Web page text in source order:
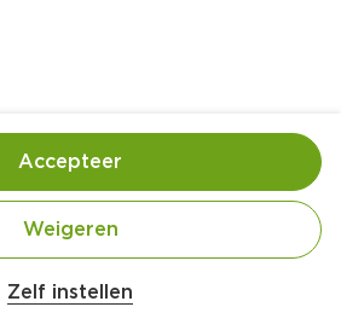
Bereiding
Zelf instellen
Weigeren
Accepteer